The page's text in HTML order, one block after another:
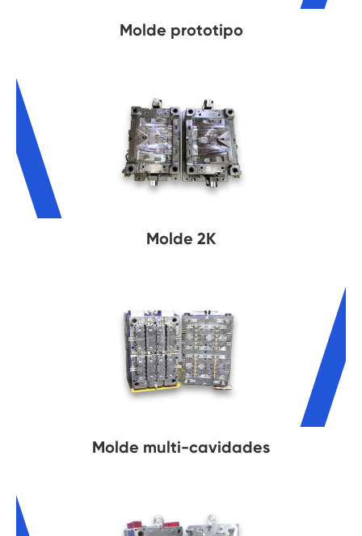
Molde prototipo
Molde 2K
Molde multi-cavidades